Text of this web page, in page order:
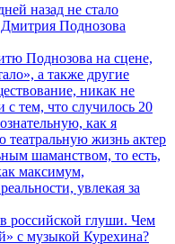
назад не стало
Дмитрия Поднозова
Поднозова на сцене,
а также другие
никак не
тем, что случилось 20
как я
жизнь актер
шаманством, то есть,
максимум,
увлекая за
российской глуши. Чем
с музыкой Курехина?